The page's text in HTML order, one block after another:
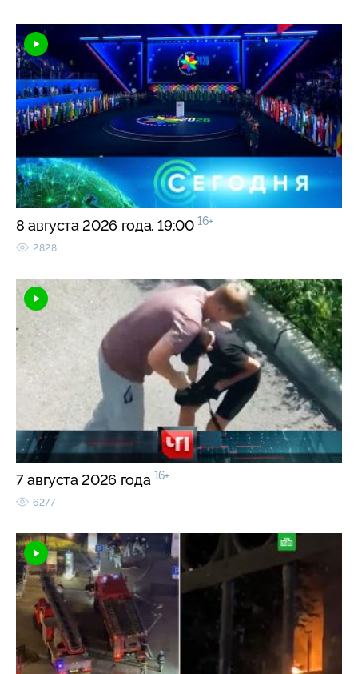
8 августа 2026 года. 19:00 16+
2828
7 августа 2026 года 16+
6277